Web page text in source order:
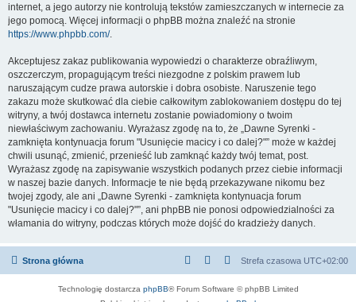
internet, a jego autorzy nie kontrolują tekstów zamieszczanych w internecie za
jego pomocą. Więcej informacji o phpBB można znaleźć na stronie
https://www.phpbb.com/.
Akceptujesz zakaz publikowania wypowiedzi o charakterze obraźliwym,
oszczerczym, propagującym treści niezgodne z polskim prawem lub
naruszającym cudze prawa autorskie i dobra osobiste. Naruszenie tego
zakazu może skutkować dla ciebie całkowitym zablokowaniem dostępu do tej
witryny, a twój dostawca internetu zostanie powiadomiony o twoim
niewłaściwym zachowaniu. Wyrażasz zgodę na to, że „Dawne Syrenki -
zamknięta kontynuacja forum "Usunięcie macicy i co dalej?"” może w każdej
chwili usunąć, zmienić, przenieść lub zamknąć każdy twój temat, post.
Wyrażasz zgodę na zapisywanie wszystkich podanych przez ciebie informacji
w naszej bazie danych. Informacje te nie będą przekazywane nikomu bez
twojej zgody, ale ani „Dawne Syrenki - zamknięta kontynuacja forum
"Usunięcie macicy i co dalej?"”, ani phpBB nie ponosi odpowiedzialności za
włamania do witryny, podczas których może dojść do kradzieży danych.
Strona główna Strefa czasowa UTC+02:00
Technologię dostarcza phpBB® Forum Software © phpBB Limited